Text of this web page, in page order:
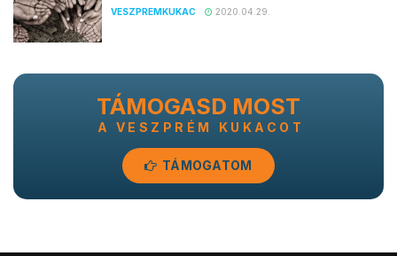
VESZPREMKUKAC 2020.04.29.
TÁMOGASD MOST
A VESZPRÉM KUKACOT
TÁMOGATOM